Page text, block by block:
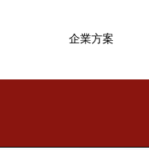
企業方案